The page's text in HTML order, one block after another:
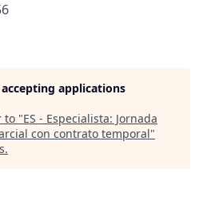
applications
to "ES - Especialista: Jornada
con contrato temporal"
.